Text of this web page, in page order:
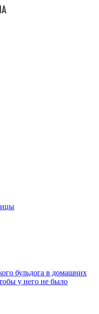
бульдога в домашних
у него не было